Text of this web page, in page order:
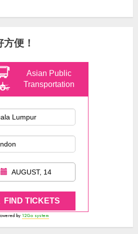
便！
Asian Public
Transportation
AUGUST, 14
FIND TICKETS
by 12Go system